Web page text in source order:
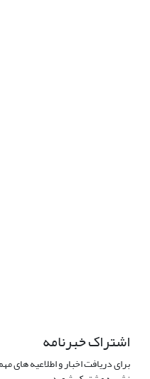
اشتراک خبرنامه
برای دریافت اخبار و اطلاعیه های